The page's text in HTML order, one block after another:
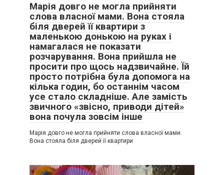
Марія довго не могла прийняти
слова власної мами. Вона стояла
біля дверей її квартири з
маленькою донькою на руках і
намагалася не показати
розчарування. Вона прийшла не
просити про щось надзвичайне. Їй
просто потрібна була допомога на
кілька годин, бо останнім часом
усе стало складніше. Але замість
звичного «звісно, приводи дітей»
вона почула зовсім інше
Марія довго не могла прийняти слова власної мами.
Вона стояла біля дверей її квартири